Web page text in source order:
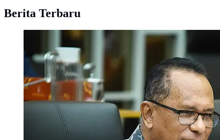
Berita Terbaru